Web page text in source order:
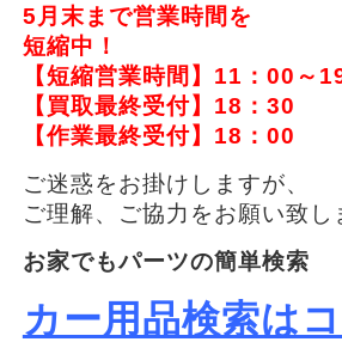
5月末まで営業時間を
短縮中！
【短縮営業時間】11：00～
【買取最終受付】18：30
【作業最終受付】18：00
ご迷惑をお掛けしますが、
ご理解、ご協力をお願い致
お家でもパーツの簡単検索
カー用品検索は